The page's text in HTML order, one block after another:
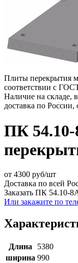
Плиты перекрытия
соответствии с
Наличие на складе,
доставка по
ПК
от 4300 руб/шт
Доставка по всей
Заказать ПК 54.10-
Или закажите по
Длина
5380
ширина 990